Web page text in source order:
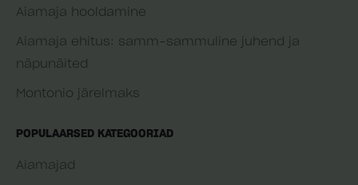
Aiamaja hooldamine
Aiamaja ehitus: samm-sammuline juhend ja
näpunäited
Montonio järelmaks
POPULAARSED KATEGOORIAD
Aiamajad